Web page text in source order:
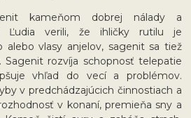
kameňom dobrej nálady a
Ľudia verili, že ihličky rutilu je
alebo vlasy anjelov, sagenit sa tiež
Sagenit rozvíja schopnosť telepatie
vhľad do vecí a problémov.
v predchádzajúcich činnostiach a
v konaní, premieňa sny a